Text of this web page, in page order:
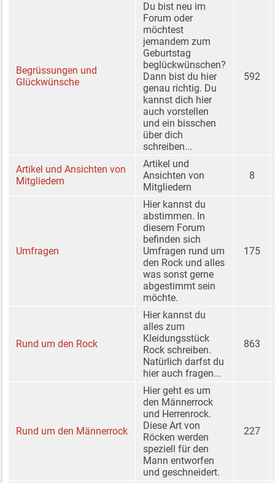
Begrüssungen und
Glückwünsche
Du bist neu im
Forum oder
möchtest
jemandem zum
Geburtstag
beglückwünschen?
Dann bist du hier
genau richtig. Du
kannst dich hier
auch vorstellen
und ein bisschen
über dich
schreiben...
592
Artikel und Ansichten von
Mitgliedern
Artikel und
Ansichten von
Mitgliedern
8
Umfragen
Hier kannst du
abstimmen. In
diesem Forum
befinden sich
Umfragen rund um
den Rock und alles
was sonst gerne
abgestimmt sein
möchte.
175
Rund um den Rock
Hier kannst du
alles zum
Kleidungsstück
Rock schreiben.
Natürlich darfst du
hier auch fragen...
863
Rund um den Männerrock
Hier geht es um
den Männerrock
und Herrenrock.
Diese Art von
Röcken werden
speziell für den
Mann entworfen
und geschneidert.
227